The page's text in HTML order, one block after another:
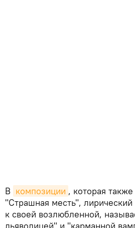
В композиции , которая
"Страшная месть",
к своей возлюбленной,
дьяволицей" и "карманной